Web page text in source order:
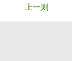
上一则